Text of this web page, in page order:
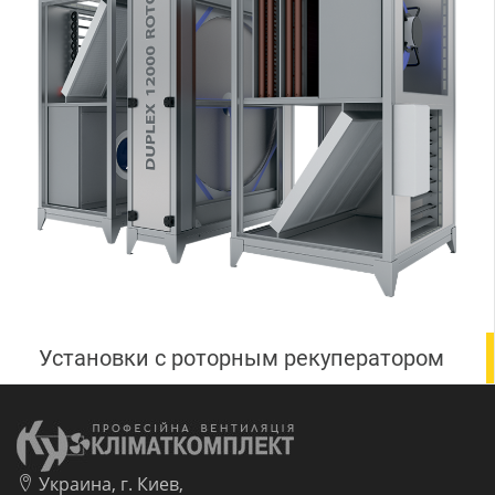
Установки с роторным рекуператором
Украина, г. Киев,